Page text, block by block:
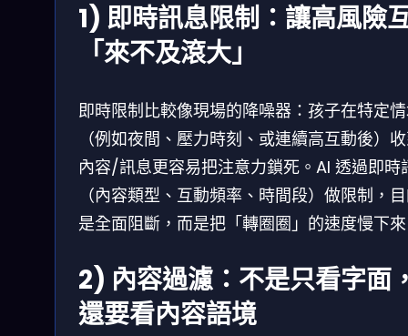
1) 即時訊息限制：讓高風險
「來不及滾大」
即時限制比較像現場的降噪器：孩子在特定
（例如夜間、壓力時刻、或連續高互動後）
內容/訊息更容易把注意力鎖死。AI 透過即時
（內容類型、互動頻率、時間段）做限制，
是全面阻斷，而是把「轉圈圈」的速度慢下
2) 內容過濾：不是只看字面
還要看內容語境